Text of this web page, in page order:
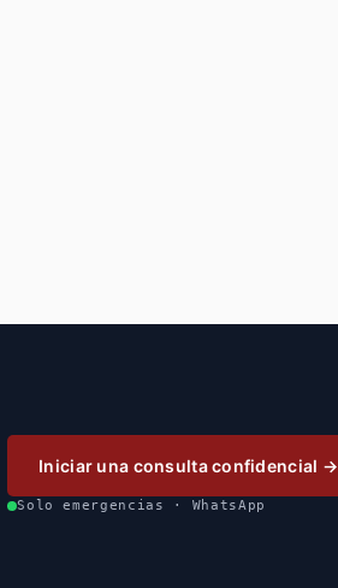
Iniciar una consulta confidencial →
Solo emergencias · WhatsApp